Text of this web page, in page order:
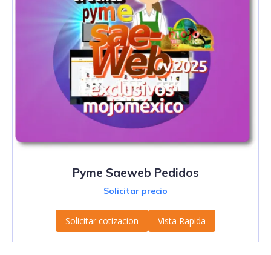
Pyme Saeweb Pedidos
Solicitar precio
Solicitar cotizacion Vista Rapida